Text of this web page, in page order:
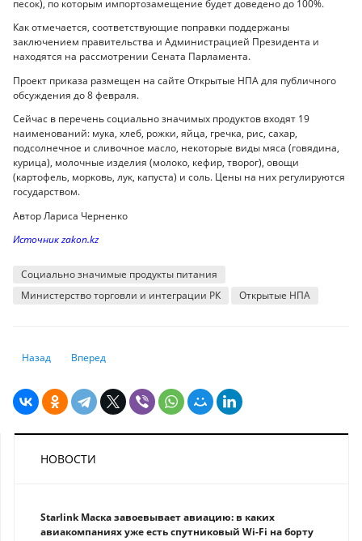
песок), по которым импортозамещение будет доведено до 100%.
Как отмечается, соответствующие поправки поддержаны
заключением правительства и Администрацией Президента и
находятся на рассмотрении Сената Парламента.
Проект приказа размещен на сайте Открытые НПА для публичного
обсуждения до 8 февраля.
Сейчас в перечень социально значимых продуктов входят 19
наименований: мука, хлеб, рожки, яйца, гречка, рис, сахар,
подсолнечное и сливочное масло, некоторые виды мяса (говядина,
курица), молочные изделия (молоко, кефир, творог), овощи
(картофель, морковь, лук, капуста) и соль. Цены на них регулируются
государством.
Автор Лариса Черненко
Источник zakon.kz
Социально значимые продукты питания
Министерство торговли и интеграции РК
Открытые НПА
Предыдущий: Экономика США игнорирует прогнозы о рецессии
Назад Следующий: Токаев заслушал отчет Смаилова о развитии
Вперед
НОВОСТИ
Starlink Маска завоевывает авиацию: в каких
авиакомпаниях уже есть спутниковый Wi-Fi на борту